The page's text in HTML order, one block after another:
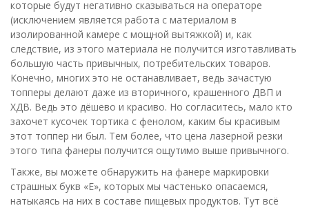
которые будут негативно сказываться на операторе
(исключением является работа с материалом в
изолированной камере с мощной вытяжкой) и, как
следствие, из этого материала не получится изготавливать
большую часть привычных, потребительских товаров.
Конечно, многих это не останавливает, ведь зачастую
топперы делают даже из вторичного, крашенного ДВП и
ХДВ. Ведь это дёшево и красиво. Но согласитесь, мало кто
захочет кусочек тортика с фенолом, каким бы красивым
этот топпер ни был. Тем более, что цена лазерной резки
этого типа фанеры получится ощутимо выше привычного.
Также, вы можете обнаружить на фанере маркировки
страшных букв «Е», которых мы частенько опасаемся,
натыкаясь на них в составе пищевых продуктов. Тут всё